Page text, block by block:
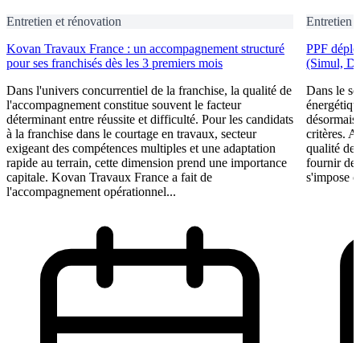
Entretien et rénovation
Kovan Travaux France : un accompagnement structuré
pour ses franchisés dès les 3 premiers mois
Dans l'univers concurrentiel de la franchise, la qualité de
l'accompagnement constitue souvent le facteur
déterminant entre réussite et difficulté. Pour les candidats
à la franchise dans le courtage en travaux, secteur
exigeant des compétences multiples et une adaptation
rapide au terrain, cette dimension prend une importance
capitale. Kovan Travaux France a fait de
l'accompagnement opérationnel...
Entretien
PPF
(Simul,
Dans le
critères.
qualité de
fournir
s'impose